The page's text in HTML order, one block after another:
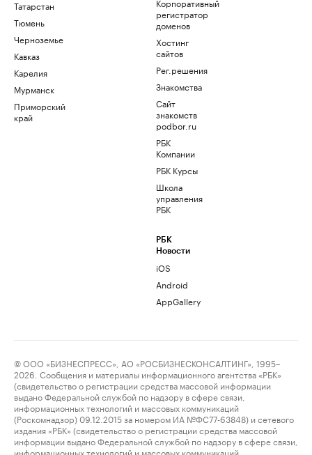
Татарстан
Тюмень
Черноземье
Кавказ
Карелия
Мурманск
Приморский
край
регистратор
доменов
Хостинг
сайтов
Рег.решения
Знакомства
Сайт
знакомств
podbor.ru
РБК
Компании
РБК Курсы
Школа
управления
РБК
РБК
Новости
iOS
Android
AppGallery
© ООО «БИЗНЕСПРЕСС», АО «РОСБИЗНЕСКОНСАЛТИНГ», 1995–
2026. Сообщения и материалы информационного агентства «РБК»
(свидетельство о регистрации средства массовой информации
выдано Федеральной службой по надзору в сфере связи,
информационных технологий и массовых коммуникаций
(Роскомнадзор) 09.12.2015 за номером ИА №ФС77-63848) и сетевого
издания «РБК» (свидетельство о регистрации средства массовой
информации выдано Федеральной службой по надзору в сфере связи,
информационных технологий и массовых коммуникаций